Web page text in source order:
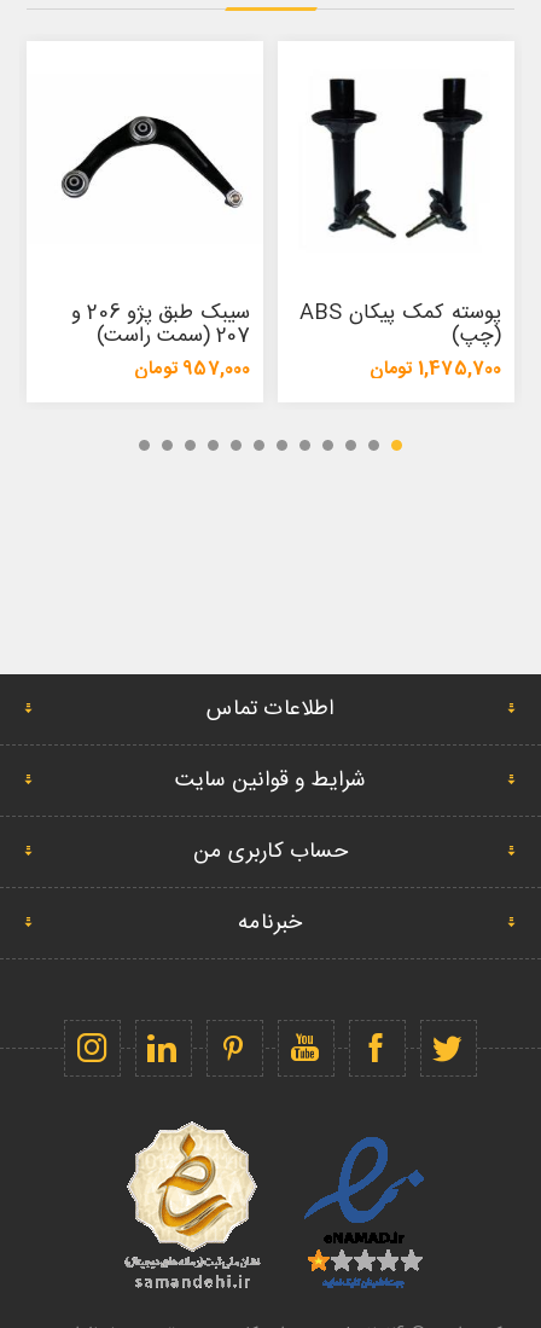
پوسته کمک پیکان ABS
(چپ)
1,475,700 تومان
سیبک طبق پژو 206 و
207 (سمت راست)
957,000 تومان
اطلاعات تماس
شرایط و قوانین سایت
حساب کاربری من
خبرنامه